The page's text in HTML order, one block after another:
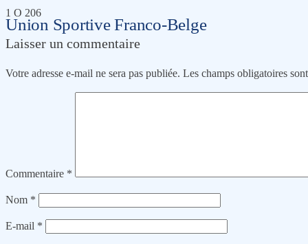
Union Sportive Franco-Belge
1 O 206
Laisser un commentaire
Votre adresse e-mail ne sera pas publiée. Les champs obligatoires
Commentaire *
Nom *
E-mail *